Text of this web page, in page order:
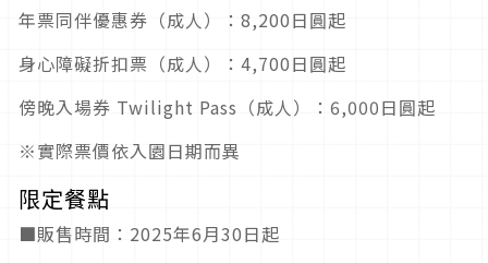
年票同伴優惠券（成人）：8,200日圓起
身心障礙折扣票（成人）：4,700日圓起
傍晚入場券 Twilight Pass（成人）：6,000日圓起
※實際票價依入園日期而異
限定餐點
■販售時間：2025年6月30日起